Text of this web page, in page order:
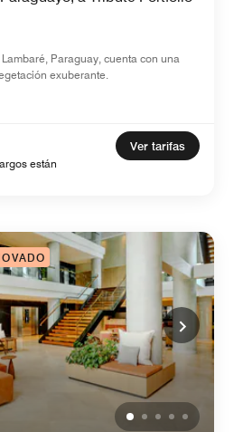
Paraguay, cuenta con una
exuberante.
están
Ver tarifas